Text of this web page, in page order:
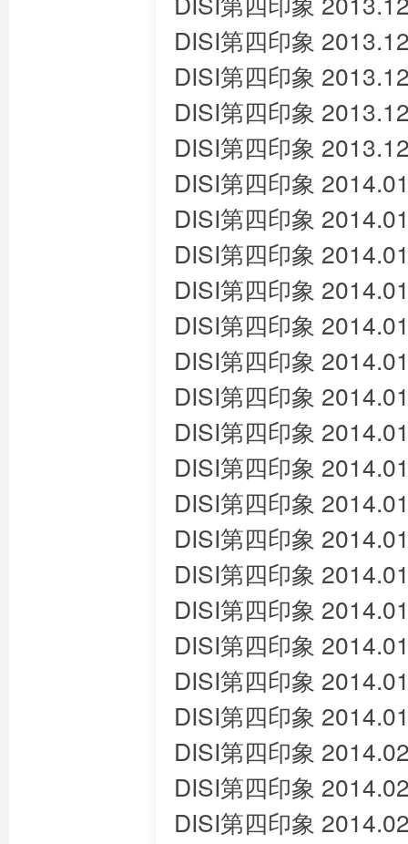
DISI第四印象
DISI第四印象
DISI第四印象
DISI第四印象
DISI第四印象
DISI第四印象
DISI第四印象
DISI第四印象
DISI第四印象
DISI第四印象
DISI第四印象
DISI第四印象
DISI第四印象
DISI第四印象
DISI第四印象
DISI第四印象
DISI第四印象
DISI第四印象
DISI第四印象
DISI第四印象
DISI第四印象
DISI第四印象
DISI第四印象